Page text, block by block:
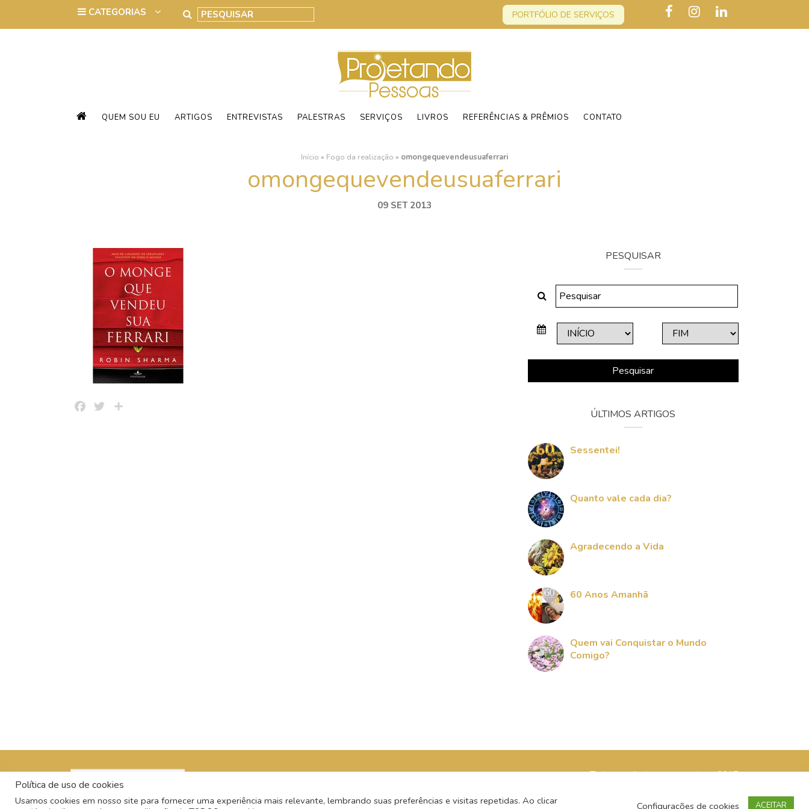
PORTFÓLIO DE SERVIÇOS
QUEM SOU EU ARTIGOS ENTREVISTAS PALESTRAS SERVIÇOS LIVROS REFERÊNCIAS & PRÊMIOS CONTATO
Início » Fogo da realização » omongequevendeusuaferrari
omongequevendeusuaferrari
09 SET 2013
FacebookTwitter
PESQUISAR
Pesquisar
ÚLTIMOS ARTIGOS
Sessentei!
Quanto vale cada dia?
Agradecendo a Vida
60 Anos Amanhã
Quem vai Conquistar o Mundo
Comigo?
Todos os direitos reservados - 2017
Política de uso de cookies
Usamos cookies em nosso site para fornecer uma experiência mais relevante, lembrando suas preferências e visitas repetidas. Ao clicar
Configurações de cookies ACEITAR